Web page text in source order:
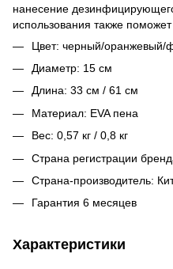
нанесение
использования также поможет
Цвет: черный/оранжевый/
Диаметр: 15 см
Длина: 33 см / 61 см
Материал: EVA пена
Вес: 0,57 кг / 0,8 кг
Страна регистрации
Страна-производитель:
Гарантия 6 месяцев
Характеристики